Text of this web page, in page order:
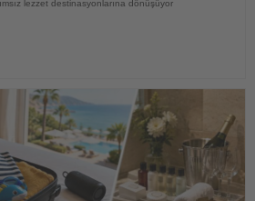
lezzet destinasyonlarına dönüşüyor